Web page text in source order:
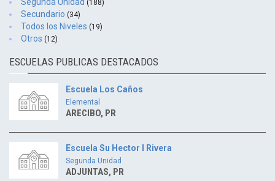
(188)
Secundario (34)
Todos los Niveles (19)
Otros (12)
ESCUELAS PUBLICAS DESTACADOS
Escuela Los Caños
Elemental
ARECIBO, PR
Escuela Su Hector I Rivera
Segunda Unidad
ADJUNTAS, PR